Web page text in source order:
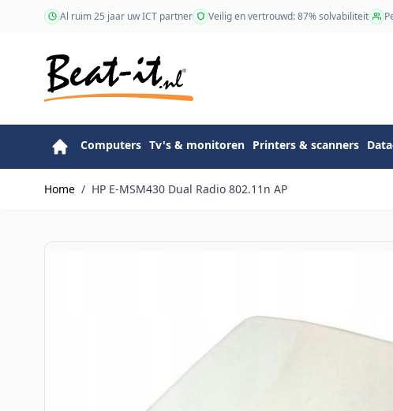
Ga naar de inhoudAl ruim 25 jaar uw ICT partner Veilig en vertrouwd: 87% solvabiliteit
Computers Tv's & monitoren Printers & scanners
Home / HP E-MSM430 Dual Radio 802.11n AP